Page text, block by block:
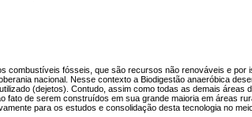
combustíveis fósseis, que são recursos não renováveis e
nacional. Nesse contexto a Biodigestão anaeróbica
(dejetos). Contudo, assim como todas as demais
de serem construídos em sua grande maioria em áreas
para os estudos e consolidação desta tecnologia no